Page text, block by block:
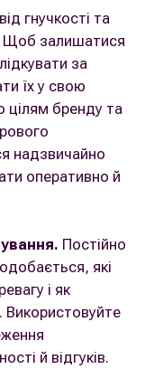
гнучкості та
Щоб залишатися
за
їх у свою
цілям бренду та
надзвичайно
оперативно й
Постійно
які
і як
Використовуйте
й відгуків.